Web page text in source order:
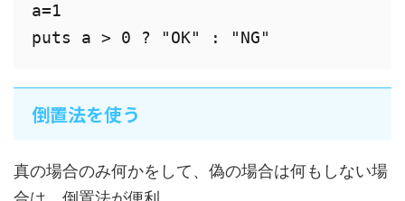
a=1
puts a > 0 ? "OK" : "NG"
倒置法を使う
真の場合のみ何かをして、偽の場合は何もしない場